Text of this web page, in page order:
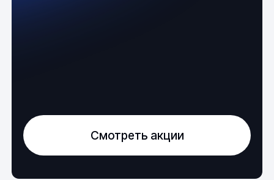
Смотреть акции